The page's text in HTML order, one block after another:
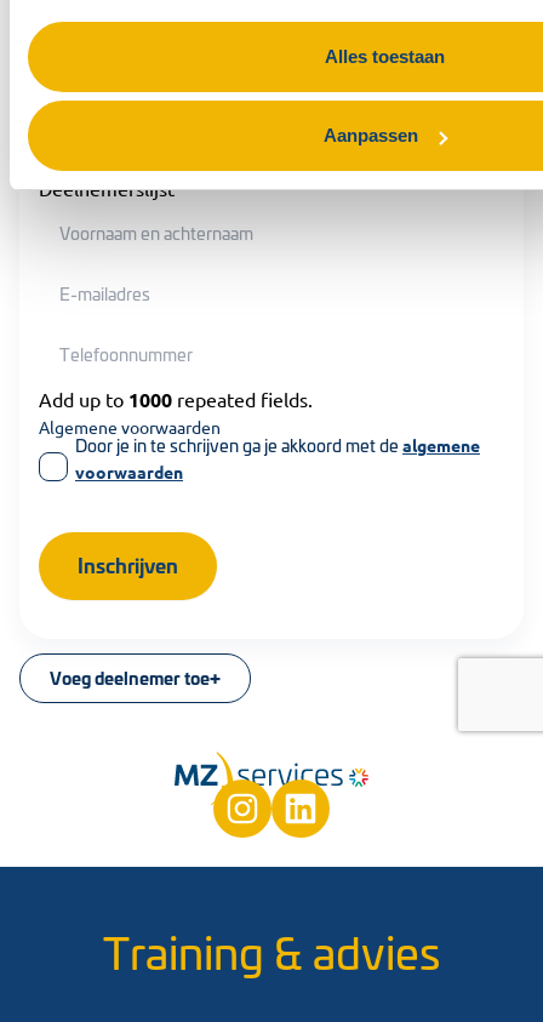
Alles toestaan
Aanpassen
Deelnemerslijst
Voeg deelnemer toe
Add up to 1000 repeated fields.
Algemene voorwaarden
Door je in te schrijven ga je akkoord met de algemene
voorwaarden
Inschrijven
Training & advies